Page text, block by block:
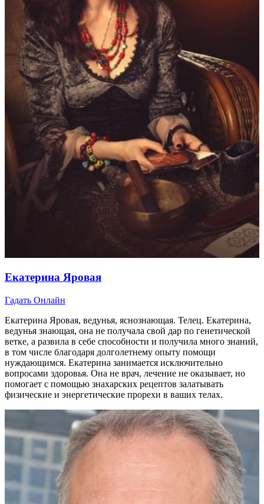
Екатерина Яровая
Гадать Онлайн
Екатерина Яровая, ведунья, яснознающая. Телец. Екатерина,
ведунья знающая, она не получала свой дар по генетической
ветке, а развила в себе способности и получила много знаний,
в том числе благодаря долголетнему опыту помощи
нуждающимся. Екатерина занимается исключительно
вопросами здоровья. Она не врач, лечение не оказывает, но
помогает с помощью знахарских рецептов залатывать
физические и энергетические прорехи в ваших телах.